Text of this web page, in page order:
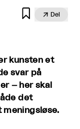
  Del
kunsten et
svar på
– her skal
det